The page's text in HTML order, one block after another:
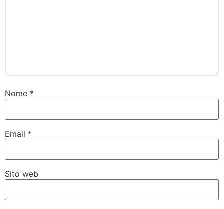
Nome *
Email *
Sito web